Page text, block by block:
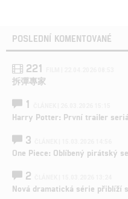
POSLEDNÍ KOMENTOVANÉ
221
拆彈專家
1
Harry Potter: První trailer
3
One Piece: Oblíbený pirátský
2
Nová dramatická série přiblíží